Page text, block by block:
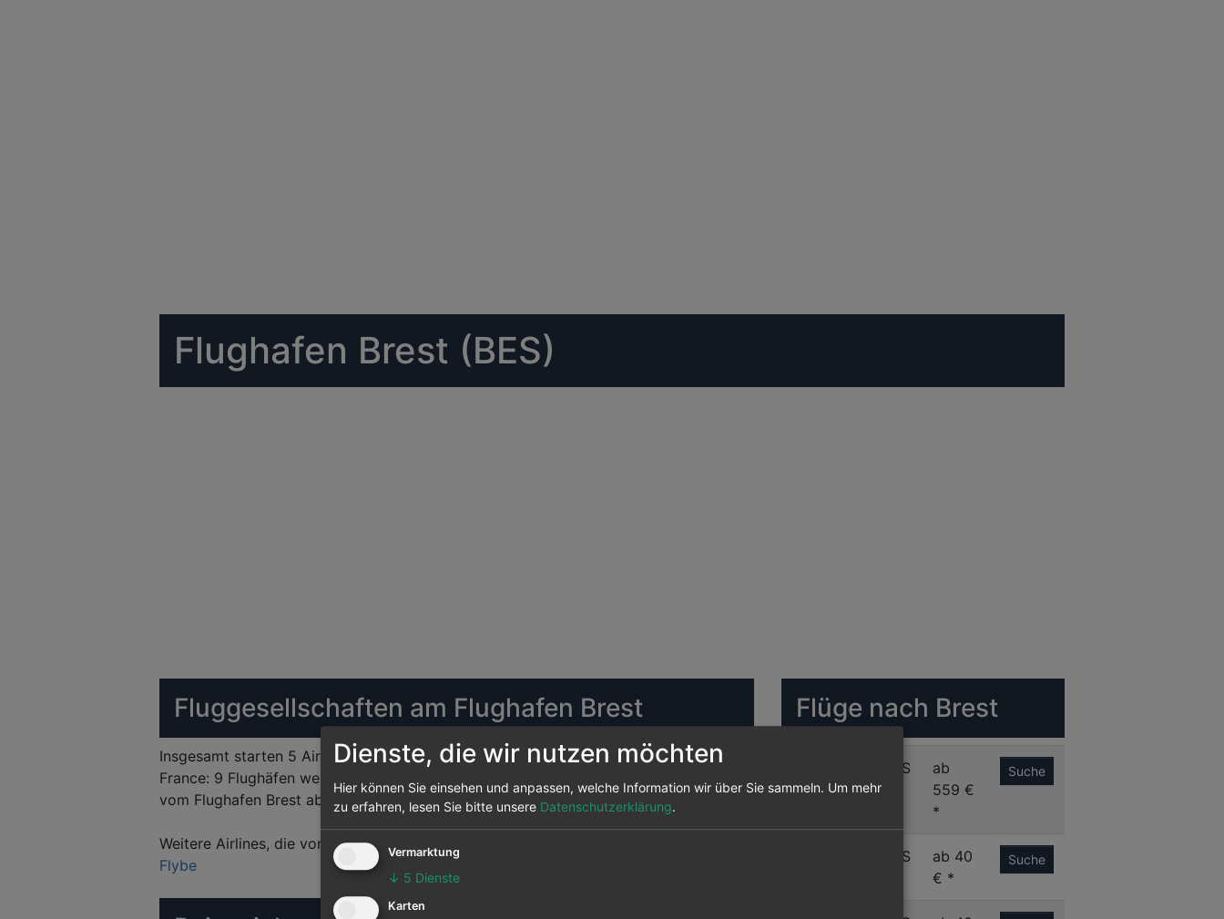
Flughafen Brest (BES)
Fluggesellschaften am Flughafen Brest
Insgesamt starten 5 Airlines vom Flughafen Brest Die meisten Ziele bedient Air
France: 9 Flughäfen werden von ihr von hier aus angeflogen, das sind 2 Prozent aller
vom Flughafen Brest abgehenden Strecken.
Weitere Airlines, die vom Flughafen Brest abfliegen sind
Flybe
Flüge nach Brest
BES
ab
559 €
*
Suche
BES
ab 40
€ *
Suche
Dienste, die wir nutzen möchten
Hier können Sie einsehen und anpassen, welche Information wir über Sie sammeln. Um mehr
zu erfahren, lesen Sie bitte unsere Datenschutzerklärung.
Vermarktung
↓ 5 Dienste
Karten